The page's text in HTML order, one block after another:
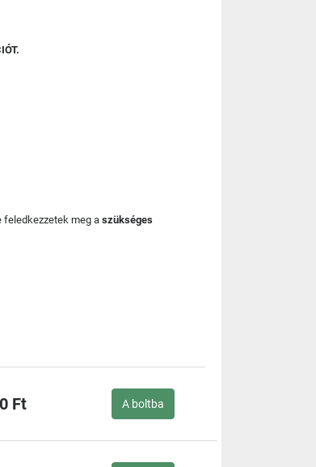
feledkezzetek meg a szükséges
Ft A boltba